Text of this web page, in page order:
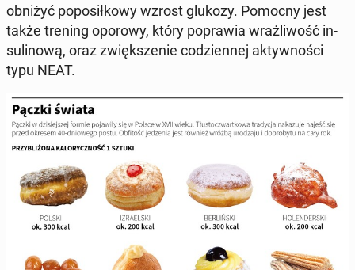
obniżyć po­po­sił­ko­wy wzrost glukozy. Pomocny jest
także trening oporowy, który po­pra­wia wraż­li­wość in­
su­li­no­wą, oraz zwięk­sze­nie co­dzien­nej ak­tyw­no­ści
typu NEAT.